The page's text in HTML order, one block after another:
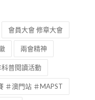
會員大會 修章大會
兩會精神
普閱讀活動
＃澳門站 ＃MAPST